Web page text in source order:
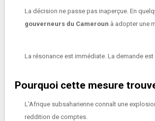
La décision ne passe pas inaperçue. En
gouverneurs du Cameroun à adopter une
La résonance est immédiate. La demande
Pourquoi cette mesure
L'Afrique subsaharienne connaît une
reddition de comptes.